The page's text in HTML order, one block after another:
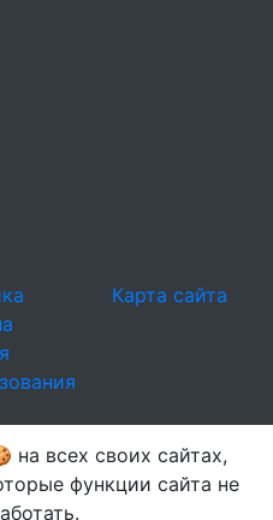
Карта сайта
всех своих сайтах,
функции сайта не